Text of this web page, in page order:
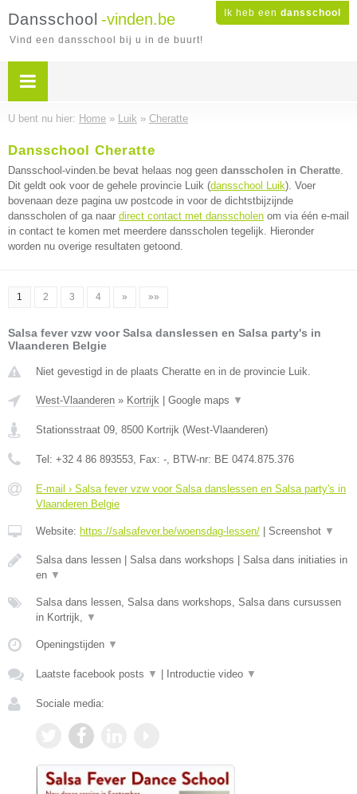
Ik heb een dansschool
Dansschool -vinden.be
Vind een dansschool bij u in de buurt!
U bent nu hier: Home » Luik » Cheratte
Dansschool Cheratte
Dansschool-vinden.be bevat helaas nog geen dansscholen in Cheratte.
Dit geldt ook voor de gehele provincie Luik (dansschool Luik). Voer
bovenaan deze pagina uw postcode in voor de dichtstbijzijnde
dansscholen of ga naar direct contact met dansscholen om via één e-mail
in contact te komen met meerdere dansscholen tegelijk. Hieronder
worden nu overige resultaten getoond.
1 2 3 4 » »»
Salsa fever vzw voor Salsa danslessen en Salsa party's in
Vlaanderen Belgie
Niet gevestigd in de plaats Cheratte en in de provincie Luik.
West-Vlaanderen » Kortrijk Google maps ▼
Stationsstraat 09, 8500 Kortrijk (West-Vlaanderen)
Tel: +32 4 86 893553, Fax: -, BTW-nr: BE 0474.875.376
E-mail › Salsa fever vzw voor Salsa danslessen en Salsa party's in
Vlaanderen Belgie
Website: https://salsafever.be/woensdag-lessen/ Screenshot ▼
Salsa dans lessen | Salsa dans workshops | Salsa dans initiaties in
en ▼
Salsa dans lessen, Salsa dans workshops, Salsa dans cursussen
in Kortrijk, ▼
Openingstijden ▼
Laatste facebook posts ▼ Introductie video ▼
Sociale media: